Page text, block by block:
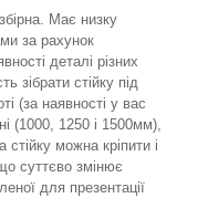
Має низку
за рахунок
деталі різних
зібрати стійку під
(за наявності у вас
(1000, 1250 і 1500мм),
можна кріпити і
суттєво змінює
для презентації